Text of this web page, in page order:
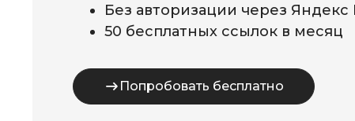
Без авторизации через Яндекс
50 бесплатных ссылок в месяц
Попробовать бесплатно